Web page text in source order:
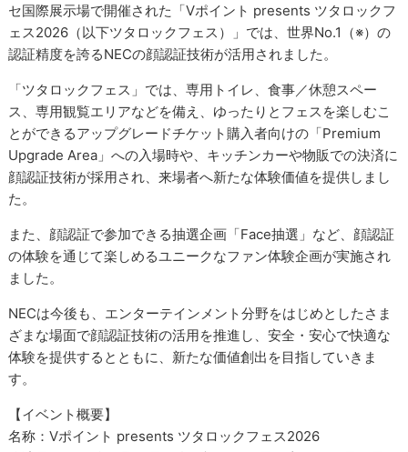
セ国際展示場で開催された「Vポイント presents ツタロックフ
ェス2026（以下ツタロックフェス）」では、世界No.1（※）の
認証精度を誇るNECの顔認証技術が活用されました。
「ツタロックフェス」では、専用トイレ、食事／休憩スペー
ス、専用観覧エリアなどを備え、ゆったりとフェスを楽しむこ
とができるアップグレードチケット購入者向けの「Premium
Upgrade Area」への入場時や、キッチンカーや物販での決済に
顔認証技術が採用され、来場者へ新たな体験価値を提供しまし
た。
また、顔認証で参加できる抽選企画「Face抽選」など、顔認証
の体験を通じて楽しめるユニークなファン体験企画が実施され
ました。
NECは今後も、エンターテインメント分野をはじめとしたさま
ざまな場面で顔認証技術の活用を推進し、安全・安心で快適な
体験を提供するとともに、新たな価値創出を目指していきま
す。
【イベント概要】
名称：Vポイント presents ツタロックフェス2026